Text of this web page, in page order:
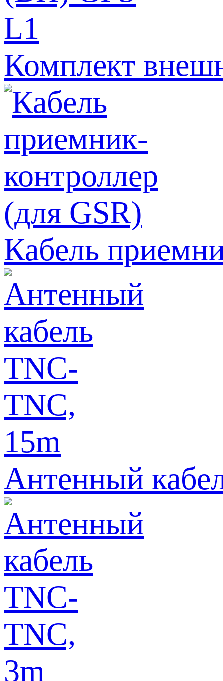
Комплект
Кабель
Антенный